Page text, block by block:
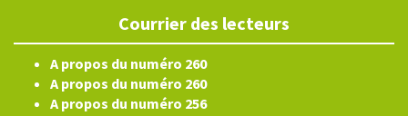
Courrier des lecteurs
A propos du numéro 260
A propos du numéro 260
A propos du numéro 256